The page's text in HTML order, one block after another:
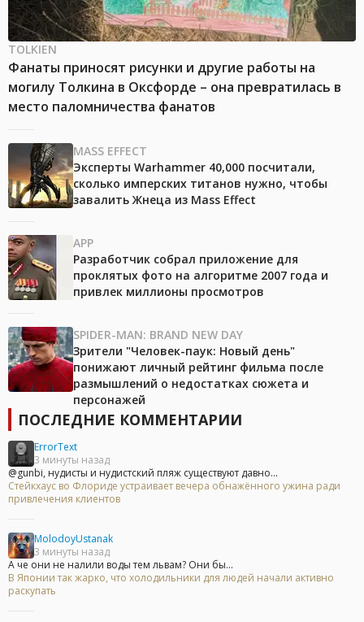
TOLKIEN
Фанаты приносят рисунки и другие работы на
могилу Толкина в Оксфорде – она превратилась в
место паломничества фанатов
MASS EFFECT
Эксперты Warhammer 40,000 посчитали,
сколько имперских титанов нужно, чтобы
завалить Жнеца из Mass Effect
APP
Разработчик собрал приложение для
проклятых фото на алгоритме 2007 года и
привлек миллионы просмотров
SPIDER-MAN: BRAND NEW DAY
Зрители "Человек-паук: Новый день"
понижают личный рейтинг фильма после
размышлений о недостатках сюжета и
персонажей
ПОСЛЕДНИЕ КОММЕНТАРИИ
ErrorText
3 минуты назад
@gunbi, нудисты и нудистский пляж существуют давно...
Стейкхаус во Флориде устраивает вечера обнажённого ужина ради
привлечения клиентов
MolodoyUstanak
3 минуты назад
А че они не налили воды тем львам? Они бы...
В Японии так жарко, что холодильники для людей начали активно
раскупать